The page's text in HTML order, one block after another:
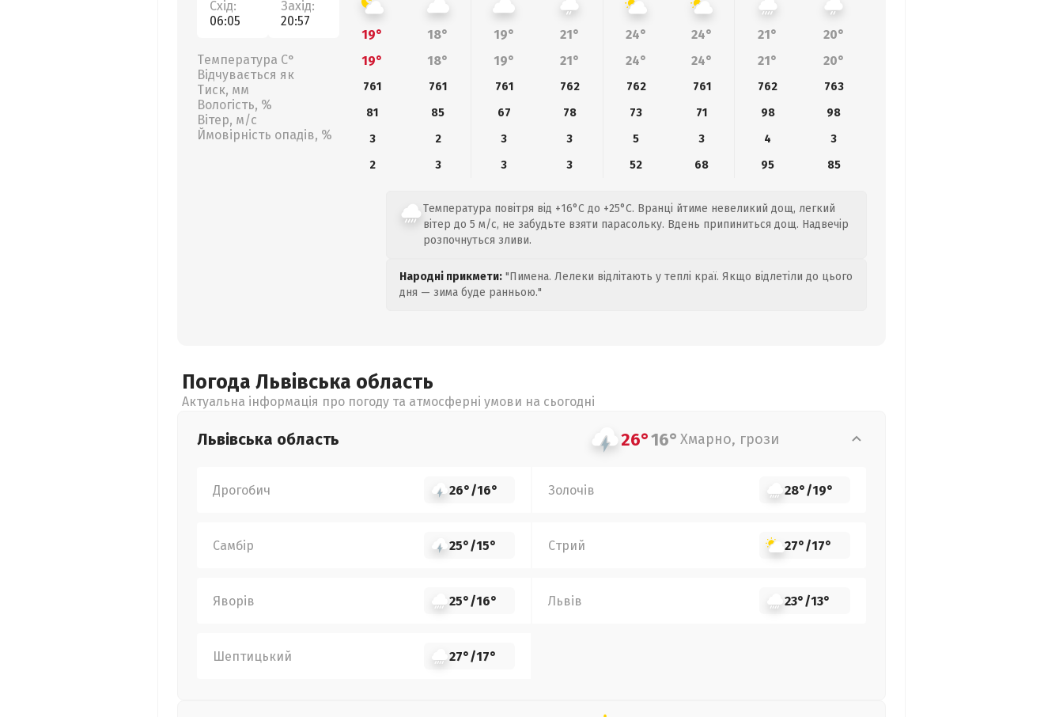
Схід:
06:05
Захід:
20:57
Температура С°
Відчувається як
Тиск, мм
Вологість, %
Вітер, м/с
Ймовірність опадів, %
19° 18° 19° 21° 24° 24° 21°
20°
19°
18° 19° 21° 24° 24° 21° 20°
761 761 761 762 762 761 762
763
81
85 67 78 73 71 98
98
3
2 3 3 5 3 4
3
2
3 3 3 52 68 95 85
Температура повітря від +16°C до +25°C. Вранці йтиме невеликий дощ, легкий
вітер до 5 м/с, не забудьте взяти парасольку. Вдень припиниться дощ. Надвечір
розпочнуться зливи.
Народні прикмети: "Пимена. Лелеки відлітають у теплі краї. Якщо відлетіли до цього
дня — зима буде ранньою."
Погода Львівська область
Актуальна інформація про погоду та атмосферні умови на сьогодні
Львівська область 26°16° Хмарно, грози
Дрогобич 26°/16° Золочів 28°/19°
Самбір 25°/15° Стрий 27°/17°
Яворів 25°/16° Львів 23°/13°
Шептицький 27°/17°